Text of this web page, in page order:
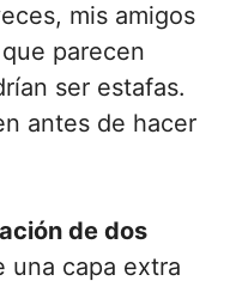
mis amigos
parecen
ser estafas.
antes de hacer
de dos
una capa extra